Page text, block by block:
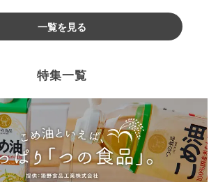
一覧を見る
特集一覧